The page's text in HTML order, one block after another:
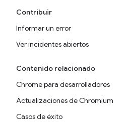
Contribuir
Informar un error
Ver incidentes abiertos
Contenido relacionado
Chrome para desarrolladores
Actualizaciones de Chromium
Casos de éxito